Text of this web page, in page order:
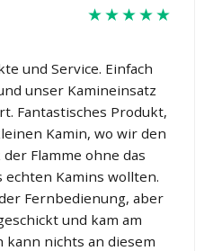
★★★★★
und Service. Einfach
unser Kamineinsatz
Fantastisches Produkt,
Kamin, wo wir den
Flamme ohne das
Kamins wollten.
Fernbedienung, aber
und kam am
kann nichts an diesem